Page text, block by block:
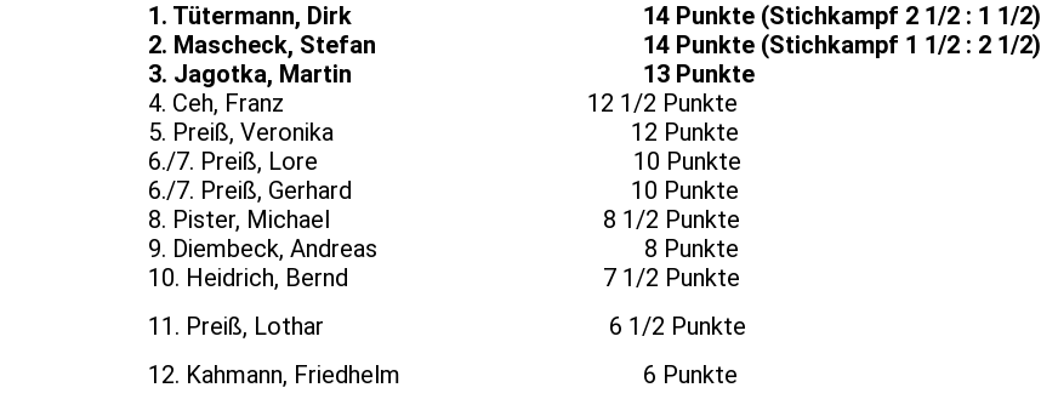
1. Tütermann, Dirk 14 Punkte (Stichkampf 2 1/2 : 1 1/2)
2. Mascheck, Stefan 14 Punkte (Stichkampf 1 1/2 : 2 1/2)
3. Jagotka, Martin 13 Punkte
4. Ceh, Franz 12 1/2 Punkte
5. Preiß, Veronika 12 Punkte
6./7. Preiß, Lore 10 Punkte
6./7. Preiß, Gerhard 10 Punkte
8. Pister, Michael 8 1/2 Punkte
9. Diembeck, Andreas 8 Punkte
10. Heidrich, Bernd 7 1/2 Punkte
11. Preiß, Lothar 6 1/2 Punkte
12. Kahmann, Friedhelm 6 Punkte